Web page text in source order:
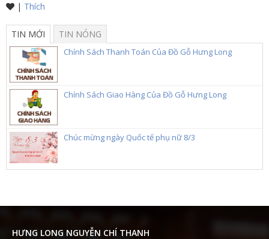
| Thích
TIN MỚI TIN NÓNG
Chính Sách Thanh Toán Của Đồ Gỗ Hưng Long
Chính Sách Giao Hàng Của Đồ Gỗ Hưng Long
Chúc mừng ngày Quốc tế phụ nữ 8/3
HƯNG LONG NGUYỄN CHÍ THANH